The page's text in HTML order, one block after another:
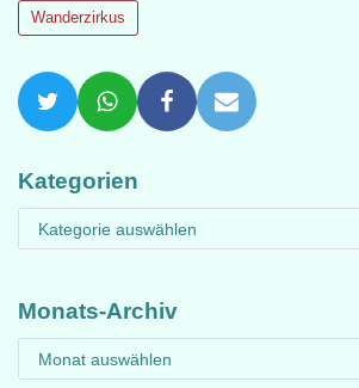
Wanderzirkus
Kategorien
Monats-Archiv